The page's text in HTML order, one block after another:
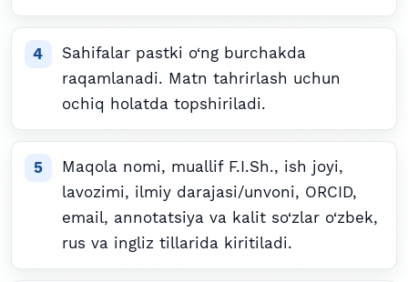
Sahifalar pastki o‘ng burchakda
raqamlanadi. Matn tahrirlash uchun
ochiq holatda topshiriladi.
Maqola nomi, muallif F.I.Sh., ish joyi,
lavozimi, ilmiy darajasi/unvoni, ORCID,
email, annotatsiya va kalit so‘zlar o‘zbek,
rus va ingliz tillarida kiritiladi.